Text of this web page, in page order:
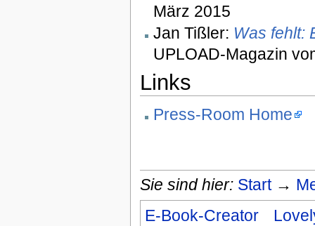
März 2015
Jan Tißler: Was fehlt:
UPLOAD-Magazin
Links
Press-Room Home
Sie sind hier: Start→
E-Book-Creator